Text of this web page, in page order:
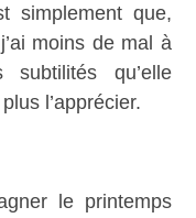
simplement que,
moins de mal à
qu’elle
l’apprécier.
le printemps